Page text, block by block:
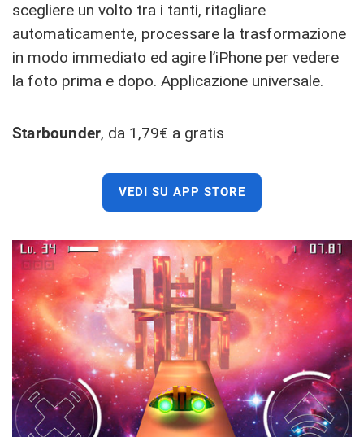
scegliere un volto tra i tanti, ritagliare
automaticamente, processare la trasformazione
in modo immediato ed agire l’iPhone per vedere
la foto prima e dopo. Applicazione universale.
Starbounder, da 1,79€ a gratis
VEDI SU APP STORE